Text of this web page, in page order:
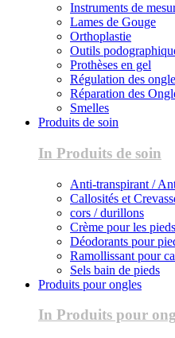
Instruments de
Lames de Gouge
Orthoplastie
Outils
Prothèses en gel
Régulation des
Réparation des
Smelles
Produits de soin
In Produits de soin
Anti-transpirant /
Callosités et
cors / durillons
Crème pour les pieds
Déodorants pour
Ramollissant pour
Sels bain de pieds
Produits pour ongles
In Produits pour